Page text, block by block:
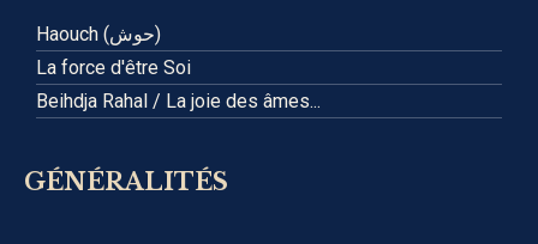
Haouch (حوش)
La force d'être Soi
Beihdja Rahal / La joie des âmes...
GÉNÉRALITÉS